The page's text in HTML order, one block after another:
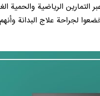
الرياضية والحمية
لجراحة علاج البدانة